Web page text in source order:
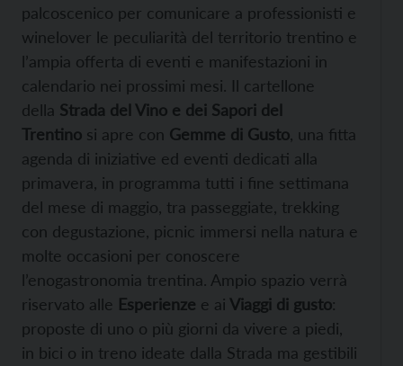
palcoscenico per comunicare a professionisti e
winelover le peculiarità del territorio trentino e
l’ampia offerta di eventi e manifestazioni in
calendario nei prossimi mesi. Il cartellone
della Strada del Vino e dei Sapori del
Trentino si apre con Gemme di Gusto , una fitta
agenda di iniziative ed eventi dedicati alla
primavera, in programma tutti i fine settimana
del mese di maggio, tra passeggiate, trekking
con degustazione, picnic immersi nella natura e
molte occasioni per conoscere
l’enogastronomia trentina. Ampio spazio verrà
riservato alle Esperienze e ai Viaggi di gusto:
proposte di uno o più giorni da vivere a piedi,
in bici o in treno ideate dalla Strada ma gestibili